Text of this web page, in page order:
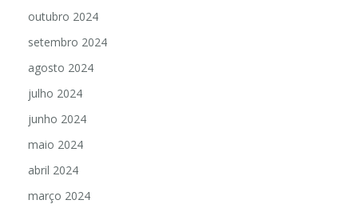
outubro 2024
setembro 2024
agosto 2024
julho 2024
junho 2024
maio 2024
abril 2024
março 2024